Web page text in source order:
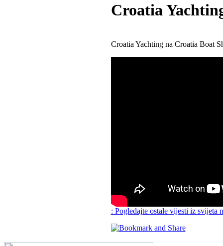
Croatia
Croatia Yachting na Croatia Boat
: Pogledajte ostale vijesti iz svijeta